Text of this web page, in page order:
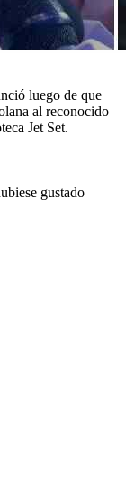
luego de que
al reconocido
Jet Set.
gustado